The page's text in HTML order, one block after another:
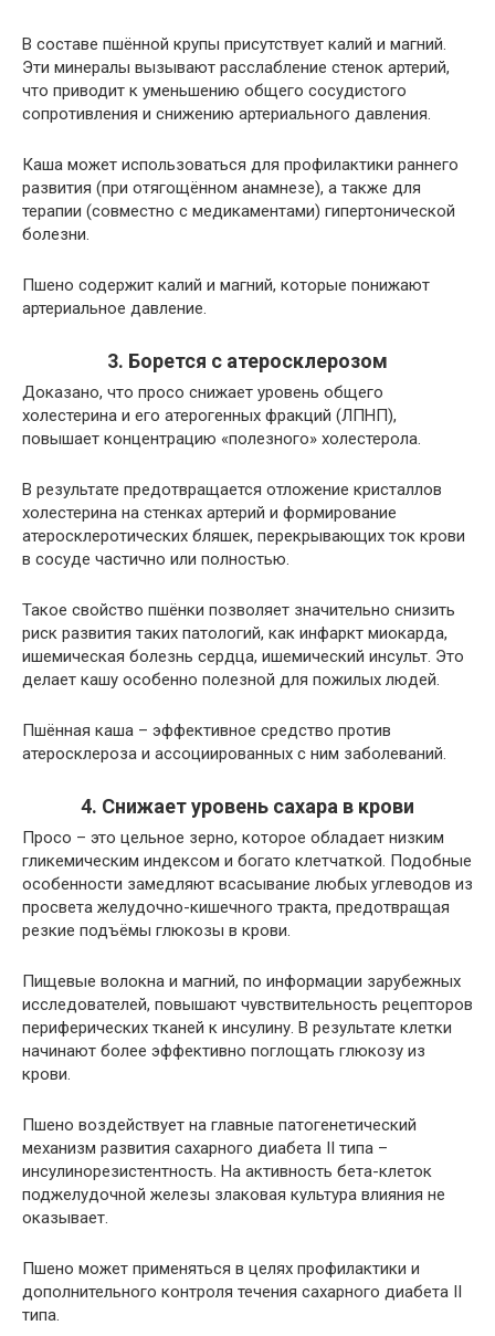
В составе пшённой крупы присутствует калий и магний.
Эти минералы вызывают расслабление стенок артерий,
что приводит к уменьшению общего сосудистого
сопротивления и снижению артериального давления.
Каша может использоваться для профилактики раннего
развития (при отягощённом анамнезе), а также для
терапии (совместно с медикаментами) гипертонической
болезни.
Пшено содержит калий и магний, которые понижают
артериальное давление.
3. Борется с атеросклерозом
Доказано, что просо снижает уровень общего
холестерина и его атерогенных фракций (ЛПНП),
повышает концентрацию «полезного» холестерола.
В результате предотвращается отложение кристаллов
холестерина на стенках артерий и формирование
атеросклеротических бляшек, перекрывающих ток крови
в сосуде частично или полностью.
Такое свойство пшёнки позволяет значительно снизить
риск развития таких патологий, как инфаркт миокарда,
ишемическая болезнь сердца, ишемический инсульт. Это
делает кашу особенно полезной для пожилых людей.
Пшённая каша – эффективное средство против
атеросклероза и ассоциированных с ним заболеваний.
4. Снижает уровень сахара в крови
Просо – это цельное зерно, которое обладает низким
гликемическим индексом и богато клетчаткой. Подобные
особенности замедляют всасывание любых углеводов из
просвета желудочно-кишечного тракта, предотвращая
резкие подъёмы глюкозы в крови.
Пищевые волокна и магний, по информации зарубежных
исследователей, повышают чувствительность рецепторов
периферических тканей к инсулину. В результате клетки
начинают более эффективно поглощать глюкозу из
крови.
Пшено воздействует на главные патогенетический
механизм развития сахарного диабета II типа –
инсулинорезистентность. На активность бета-клеток
поджелудочной железы злаковая культура влияния не
оказывает.
Пшено может применяться в целях профилактики и
дополнительного контроля течения сахарного диабета II
типа.